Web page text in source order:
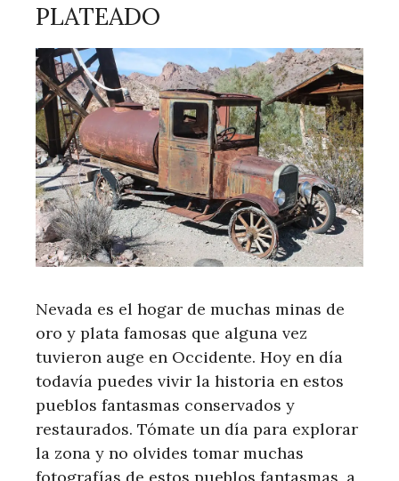
PLATEADO
Nevada es el hogar de muchas minas de
oro y plata famosas que alguna vez
tuvieron auge en Occidente. Hoy en día
todavía puedes vivir la historia en estos
pueblos fantasmas conservados y
restaurados. Tómate un día para explorar
la zona y no olvides tomar muchas
fotografías de estos pueblos fantasmas, a